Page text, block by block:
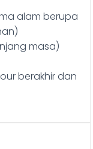
alam berupa
masa)
berakhir dan